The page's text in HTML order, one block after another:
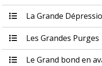
La Grande
Les Grandes Purges
Le Grand bond en